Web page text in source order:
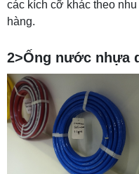
các kích cỡ khác theo
hàng.
2>Ống nước nhựa